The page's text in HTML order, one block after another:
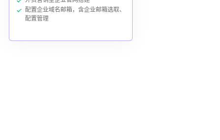
配置企业域名邮箱，含企业邮箱选取、
配置管理